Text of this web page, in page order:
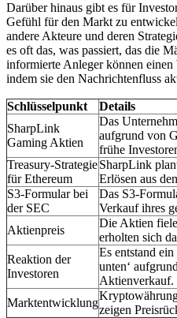
Darüber hinaus gibt es für
Gefühl für den Markt zu
andere Akteure und deren
es oft das, was passiert, das die
informierte Anleger können
indem sie den Nachrichtenfluss
Schlüsselpunkt
Details
SharpLink
Gaming Aktien
Das
aufgrund von
frühe
Treasury-Strategie
für Ethereum
SharpLink
Erlösen aus
S3-Formular bei
der SEC
Das S3-
Verkauf ihres
Aktienpreis
Die Aktien
erholten sich
Reaktion der
Investoren
Es entstand
unten‘
Aktienverkauf.
Marktentwicklung
zeigen